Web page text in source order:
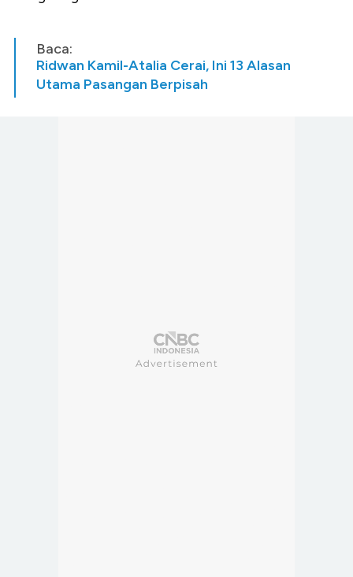
Baca:
Ridwan Kamil-Atalia Cerai, Ini 13 Alasan
Utama Pasangan Berpisah